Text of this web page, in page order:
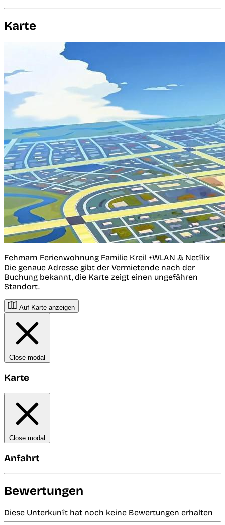
Karte
Fehmarn Ferienwohnung Familie Kreil +WLAN & Netflix
Die genaue Adresse gibt der Vermietende nach der
Buchung bekannt, die Karte zeigt einen ungefähren
Standort.
Auf Karte anzeigen
Close modal
Karte
Close modal
Anfahrt
Bewertungen
Diese Unterkunft hat noch keine Bewertungen erhalten